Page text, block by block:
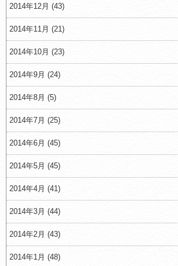
2014年12月 (43)
2014年11月 (21)
2014年10月 (23)
2014年9月 (24)
2014年8月 (5)
2014年7月 (25)
2014年6月 (45)
2014年5月 (45)
2014年4月 (41)
2014年3月 (44)
2014年2月 (43)
2014年1月 (48)